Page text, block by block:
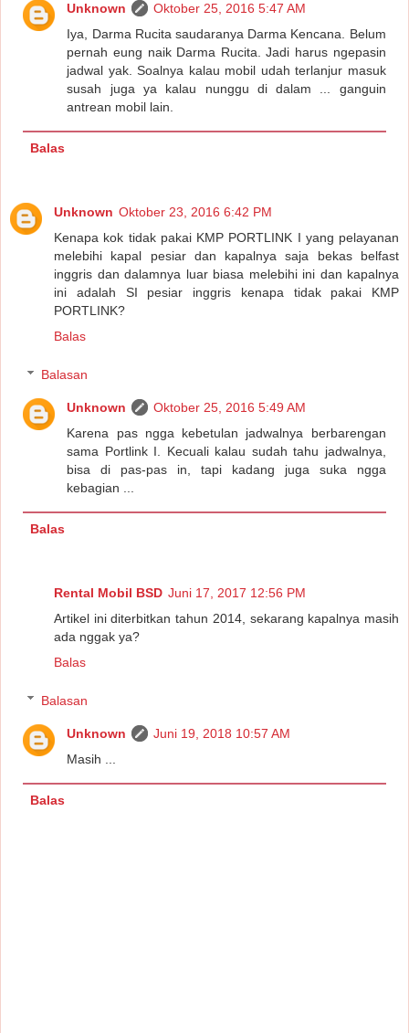
Unknown
Oktober 25, 2016 5:47 AM
Iya, Darma Rucita saudaranya Darma Kencana. Belum
pernah eung naik Darma Rucita. Jadi harus ngepasin
jadwal yak. Soalnya kalau mobil udah terlanjur masuk
susah juga ya kalau nunggu di dalam ... ganguin
antrean mobil lain.
Balas
Unknown Oktober 23, 2016 6:42 PM
Kenapa kok tidak pakai KMP PORTLINK I yang pelayanan
melebihi kapal pesiar dan kapalnya saja bekas belfast
inggris dan dalamnya luar biasa melebihi ini dan kapalnya
ini adalah SI pesiar inggris kenapa tidak pakai KMP
PORTLINK?
Balas
Balasan
Unknown
Oktober 25, 2016 5:49 AM
Karena pas ngga kebetulan jadwalnya berbarengan
sama Portlink I. Kecuali kalau sudah tahu jadwalnya,
bisa di pas-pas in, tapi kadang juga suka ngga
kebagian ...
Balas
Rental Mobil BSD Juni 17, 2017 12:56 PM
Artikel ini diterbitkan tahun 2014, sekarang kapalnya masih
ada nggak ya?
Balas
Balasan
Unknown
Juni 19, 2018 10:57 AM
Masih ...
Balas